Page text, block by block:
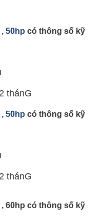
50hp có thông số kỹ
thánG
50hp có thông số kỹ
thánG
60hp có thông số kỹ